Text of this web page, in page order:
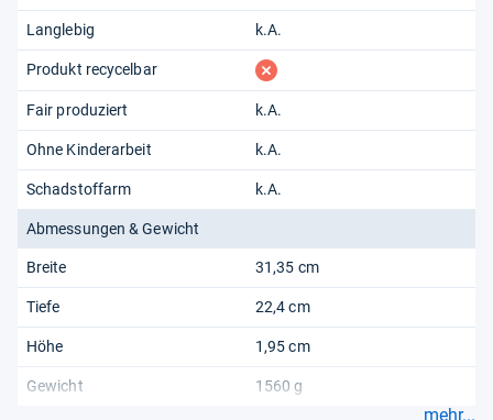
Langlebig k.A.
Produkt recycelbar fehlt
Fair produziert k.A.
Ohne Kinderarbeit k.A.
Schadstoffarm k.A.
Abmessungen & Gewicht
Breite 31,35 cm
Tiefe 22,4 cm
Höhe 1,95 cm
Gewicht 1560 g
mehr...